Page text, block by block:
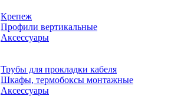
Крепеж
Профили вертикальные
Аксессуары
Трубы для прокладки кабеля
Шкафы, термобоксы монтажные
Аксессуары